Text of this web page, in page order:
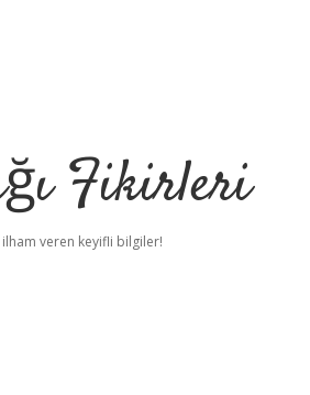
Fikirleri
ilham veren keyifli bilgiler!